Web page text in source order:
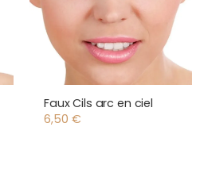
Faux Cils arc en ciel
6,50 €